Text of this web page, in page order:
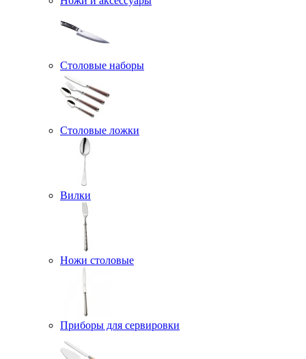
Столовые наборы
Столовые ложки
Вилки
Ножи столовые
Приборы для сервировки